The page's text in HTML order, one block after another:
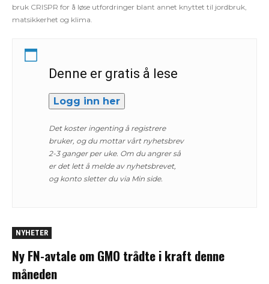
bruk CRISPR for å løse utfordringer blant annet knyttet til jordbruk,
matsikkerhet og klima.
Denne er gratis å lese
Logg inn her
Det koster ingenting å registrere
bruker, og du mottar vårt nyhetsbrev
2-3 ganger per uke. Om du angrer så
er det lett å melde av nyhetsbrevet,
og konto sletter du via Min side.
NYHETER
Ny FN-avtale om GMO trådte i kraft denne
måneden